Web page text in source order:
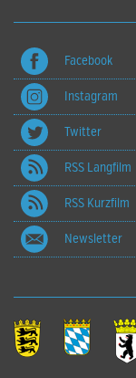
Facebook
Instagram
Twitter
RSS Langfilm
RSS Kurzfilm
Newsletter